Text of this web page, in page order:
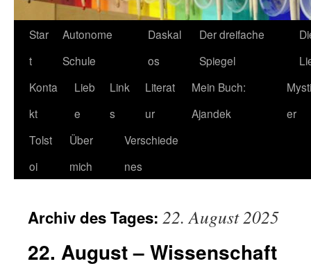
Star
t
Autonome
Schule
Daskal
os
Der dreifache
Spiegel
Konta
kt
Lieb
e
Link
s
Literat
ur
Mein Buch:
Ajandek
er
Tolst
oi
Über
mich
Verschiede
nes
Archiv des Tages: 22. August 2025
22. August – Wissenschaft